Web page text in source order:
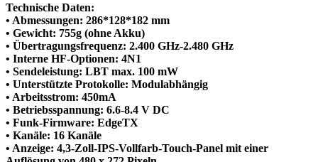
Technische Daten:
• Abmessungen: 286*128*182 mm
• Gewicht: 755g (ohne Akku)
• Übertragungsfrequenz: 2.400 GHz-2.480 GHz
• Interne HF-Optionen: 4N1
• Sendeleistung: LBT max. 100 mW
• Unterstützte Protokolle: Modulabhängig
• Arbeitsstrom: 450mA
• Betriebsspannung: 6.6-8.4 V DC
• Funk-Firmware: EdgeTX
• Kanäle: 16 Kanäle
• Anzeige: 4,3-Zoll-IPS-Vollfarb-Touch-Panel mit einer